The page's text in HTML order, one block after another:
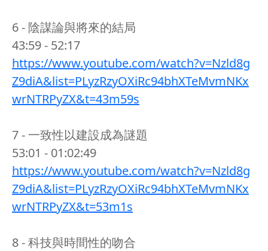
6 - 陰謀論與將來的結局
43:59 - 52:17
https://www.youtube.com/watch?v=Nzld8g
Z9diA&list=PLyzRzyOXiRc94bhXTeMvmNKx
wrNTRPyZX&t=43m59s
7 - 一致性以建設成為謎題
53:01 - 01:02:49
https://www.youtube.com/watch?v=Nzld8g
Z9diA&list=PLyzRzyOXiRc94bhXTeMvmNKx
wrNTRPyZX&t=53m1s
8 - 科技與時間性的吻合